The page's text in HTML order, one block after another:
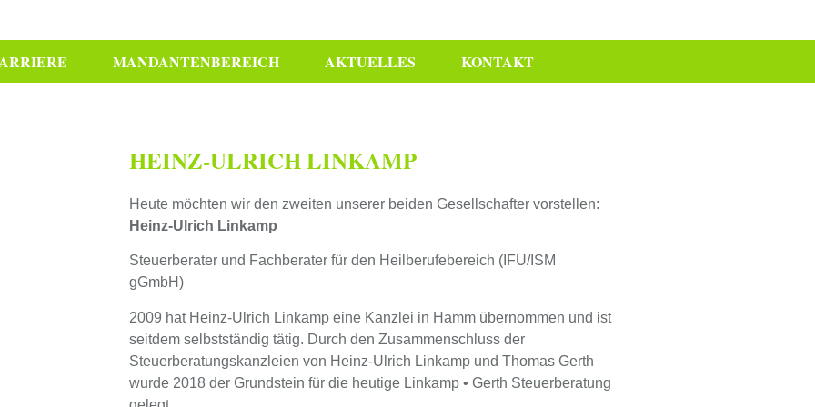
MANDANTENBEREICH AKTUELLES KONTAKT
HEINZ-ULRICH LINKAMP
Heute möchten wir den zweiten unserer beiden Gesellschafter vorstellen:
Heinz-Ulrich Linkamp
Steuerberater und Fachberater für den Heilberufebereich (IFU/ISM
gGmbH)
2009 hat Heinz-Ulrich Linkamp eine Kanzlei in Hamm übernommen und ist
seitdem selbstständig tätig. Durch den Zusammenschluss der
Steuerberatungskanzleien von Heinz-Ulrich Linkamp und Thomas Gerth
wurde 2018 der Grundstein für die heutige Linkamp • Gerth Steuerberatung